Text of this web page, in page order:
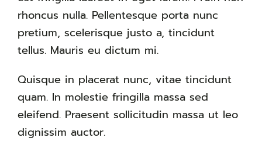
rhoncus nulla. Pellentesque porta nunc
pretium, scelerisque justo a, tincidunt
tellus. Mauris eu dictum mi.
Quisque in placerat nunc, vitae tincidunt
quam. In molestie fringilla massa sed
eleifend. Praesent sollicitudin massa ut leo
dignissim auctor.